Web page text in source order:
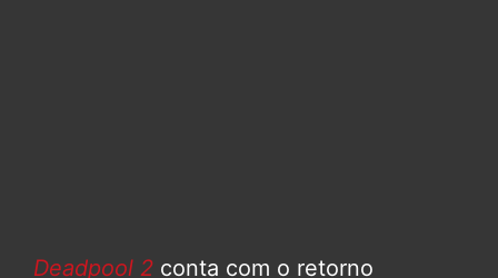
Deadpool 2 conta com o retorno